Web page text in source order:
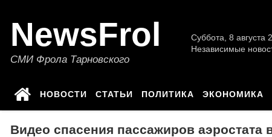
NewsFrol
СМИ Фрола Тарновского
Суббота, 8 августа
Независимые
НОВОСТИ СТАТЬИ ПОЛИТИКА ЭКОНОМИКА
Видео спасения пассажиров аэростата